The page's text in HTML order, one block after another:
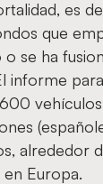
es
que
se ha
informe
alrededor
Europa.